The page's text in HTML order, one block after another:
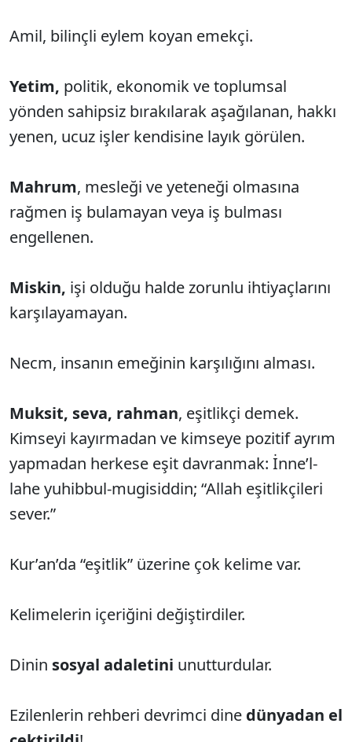
Amil, bilinçli eylem koyan emekçi.
Yetim, politik, ekonomik ve toplumsal
yönden sahipsiz bırakılarak aşağılanan, hakkı
yenen, ucuz işler kendisine layık görülen.
Mahrum, mesleği ve yeteneği olmasına
rağmen iş bulamayan veya iş bulması
engellenen.
Miskin, işi olduğu halde zorunlu ihtiyaçlarını
karşılayamayan.
Necm, insanın emeğinin karşılığını alması.
Muksit, seva, rahman, eşitlikçi demek.
Kimseyi kayırmadan ve kimseye pozitif ayrım
yapmadan herkese eşit davranmak: İnne’l-
lahe yuhibbul-mugisiddin; “Allah eşitlikçileri
sever.”
Kur’an’da “eşitlik” üzerine çok kelime var.
Kelimelerin içeriğini değiştirdiler.
Dinin sosyal adaletini unutturdular.
Ezilenlerin rehberi devrimci dine dünyadan el